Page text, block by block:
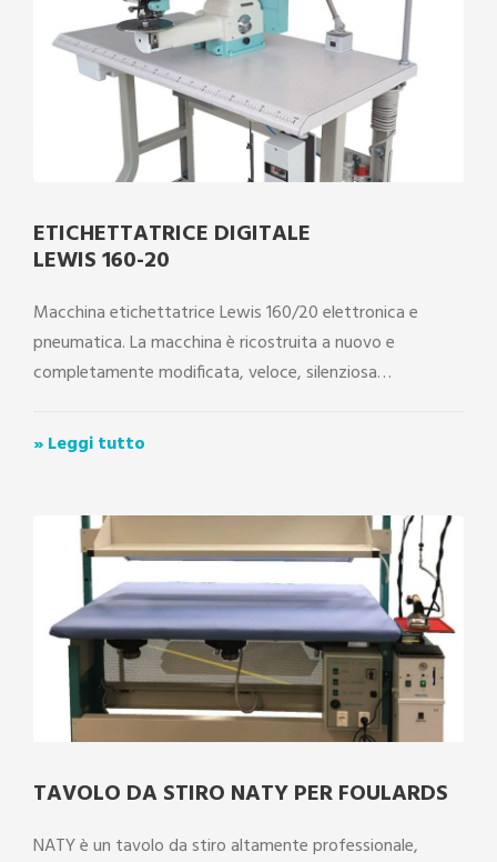
ETICHETTATRICE DIGITALE
LEWIS 160-20
Macchina etichettatrice Lewis 160/20 elettronica e
pneumatica. La macchina è ricostruita a nuovo e
completamente modificata, veloce, silenziosa…
» Leggi tutto
TAVOLO DA STIRO NATY PER FOULARDS
NATY è un tavolo da stiro altamente professionale,